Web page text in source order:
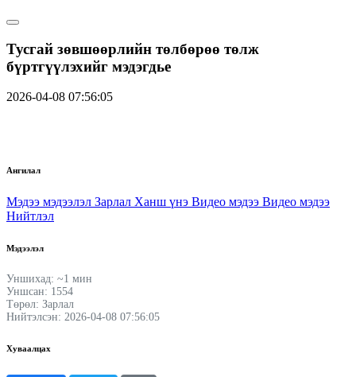
Тусгай зөвшөөрлийн төлбөрөө төлж
бүртгүүлэхийг мэдэгдье
2026-04-08 07:56:05
Ангилал
Мэдээ мэдээлэл Зарлал Ханш үнэ Видео мэдээ Видео мэдээ
Нийтлэл
Мэдээлэл
Уншихад: ~1 мин
Уншсан: 1554
Төрөл: Зарлал
Нийтэлсэн: 2026-04-08 07:56:05
Хуваалцах